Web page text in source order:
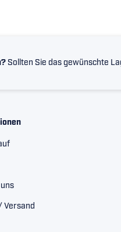
Sollten Sie das gewünschte
Versand